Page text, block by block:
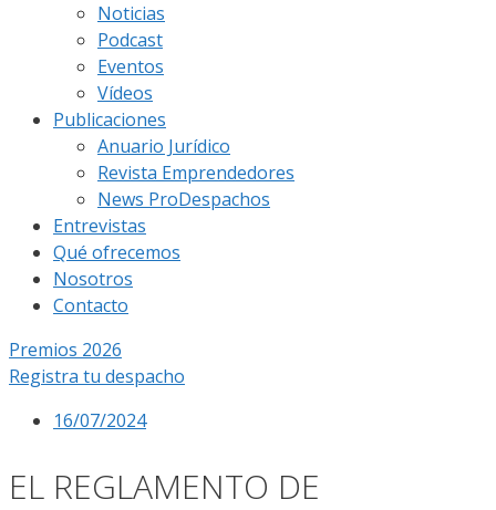
Noticias
Podcast
Eventos
Vídeos
Publicaciones
Anuario Jurídico
Revista Emprendedores
News ProDespachos
Entrevistas
Qué ofrecemos
Nosotros
Contacto
Premios 2026
Registra tu despacho
16/07/2024
EL REGLAMENTO DE